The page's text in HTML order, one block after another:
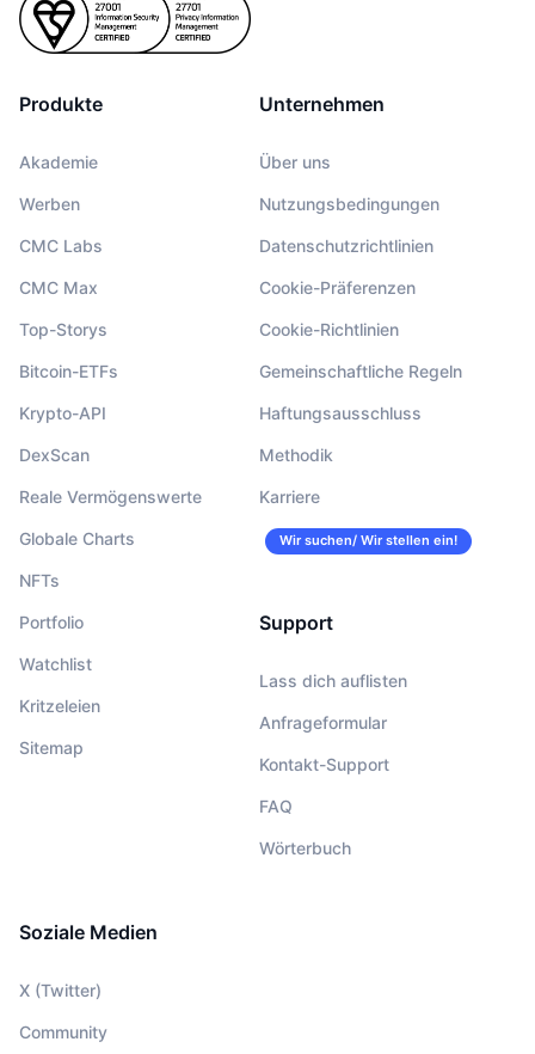
Produkte
Akademie
Werben
CMC Labs
CMC Max
Top-Storys
Bitcoin-ETFs
Krypto-API
DexScan
Reale Vermögenswerte
Globale Charts
NFTs
Portfolio
Watchlist
Kritzeleien
Sitemap
Unternehmen
Über uns
Nutzungsbedingungen
Datenschutzrichtlinien
Cookie-Präferenzen
Cookie-Richtlinien
Gemeinschaftliche Regeln
Haftungsausschluss
Methodik
Karriere
Wir suchen/ Wir stellen ein!
Support
Lass dich auflisten
Anfrageformular
Kontakt-Support
FAQ
Wörterbuch
Soziale Medien
X (Twitter)
Community